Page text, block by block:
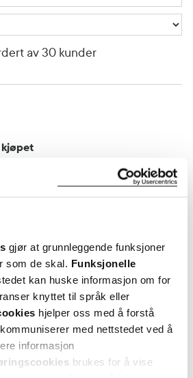
gjør at grunnleggende funksjoner
som de skal. Funksjonelle
kan huske informasjon om for
knyttet til språk eller
hjelper oss med å forstå
med nettstedet ved å
informasjon
brukes for å vise
av 30 kunder